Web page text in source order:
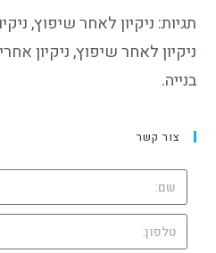
תגיות: ניקיון לאחר שיפוץ,
ניקיון לאחר שיפוץ, ניקיון
בנייה.
צור קשר